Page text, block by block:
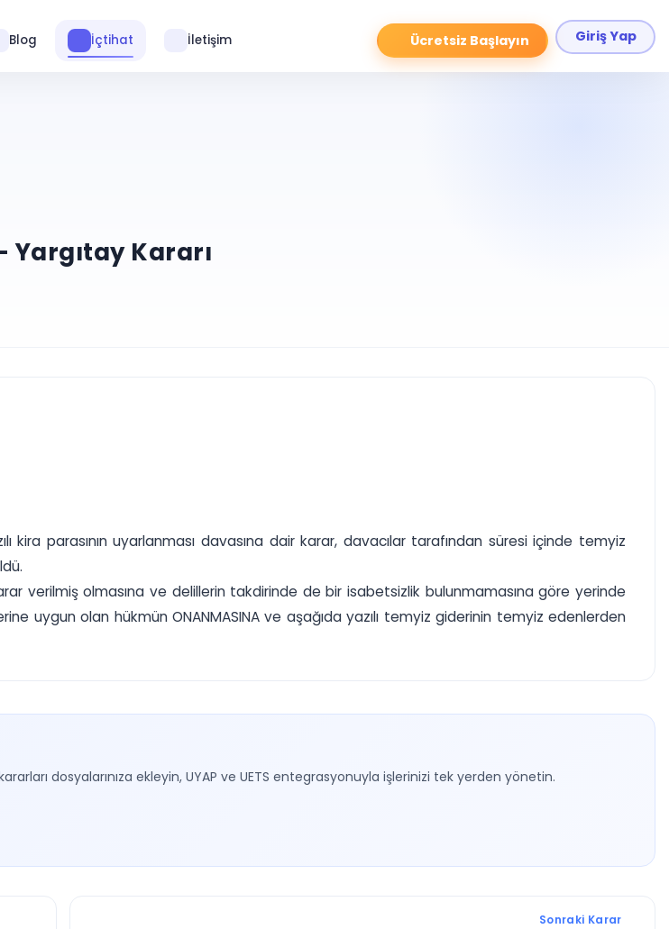
Ücretsiz Başlayın Giriş Yap
Blog İçtihat İletişim
Yargıtay Kararı
parasının uyarlanması davasına dair karar, davacılar tarafından süresi içinde temyiz
verilmiş olmasına ve delillerin takdirinde de bir isabetsizlik bulunmamasına göre yerinde
uygun olan hükmün ONANMASINA ve aşağıda yazılı temyiz giderinin temyiz edenlerden
dosyalarınıza ekleyin, UYAP ve UETS entegrasyonuyla işlerinizi tek yerden yönetin.
Sonraki Karar